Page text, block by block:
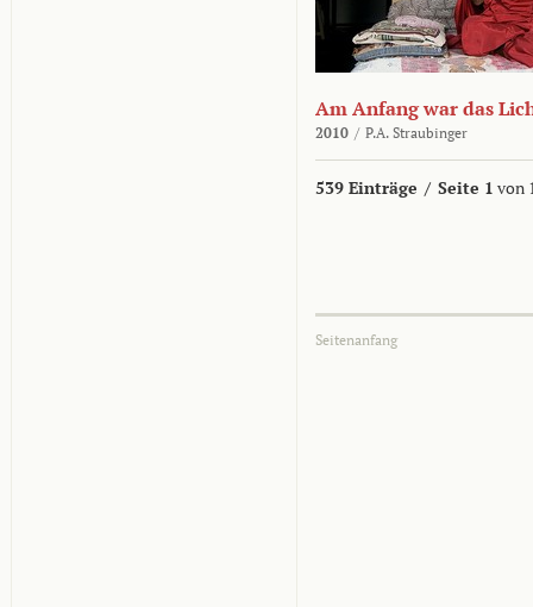
Am Anfang war das
2010 / P.A. Straubinger
539 Einträge / Seite 1 von
Seitenanfang